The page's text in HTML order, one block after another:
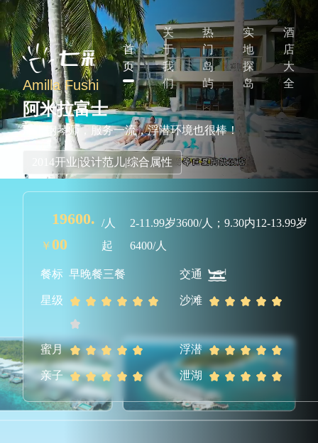
首
页
关
于
我
们
热
门
岛
屿
实
地
探
岛
酒
店
大
全
Amilla Fushi
阿米拉富士
海上钢琴师，服务一流，浮潜环境也很棒！
2014开业|设计范儿|综合属性
￥
19600.
00
/人
起
2-11.99岁3600/人；9.30内12-13.99岁
6400/人
餐标 早晚餐三餐 交通
星级 沙滩
蜜月 浮潜
亲子 泄湖